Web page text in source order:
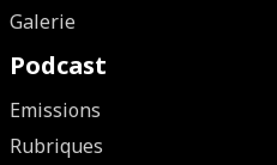
Galerie
Podcast
Emissions
Rubriques